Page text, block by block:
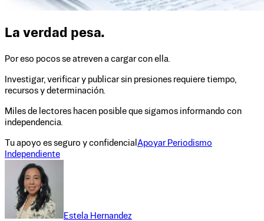
La verdad pesa.
Por eso pocos se atreven a cargar con ella.
Investigar, verificar y publicar sin presiones requiere tiempo,
recursos y determinación.
Miles de lectores hacen posible que sigamos informando con
independencia.
Tu apoyo es seguro y confidencial Apoyar Periodismo
Independiente
Estela Hernandez